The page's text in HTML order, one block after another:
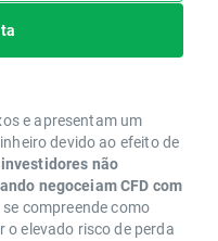
e apresentam um
devido ao efeito de
não
negoceiam CFD com
compreende como
o elevado risco de perda